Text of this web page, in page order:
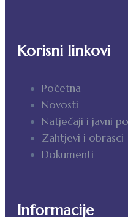
Korisni linkovi
Početna
Novosti
Natječaji i javni
Zahtjevi i obrasci
Dokumenti
Informacije